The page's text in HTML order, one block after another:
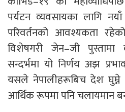
पर्यटन व्यवसायका लागि
परिवर्तनको आवश्यकता
विशेषगरी जेन–जी
सन्दर्भमा यो निर्णय अझ
यसले नेपालीहरूबिच देश
आर्थिक रूपमा पनि चलायमान